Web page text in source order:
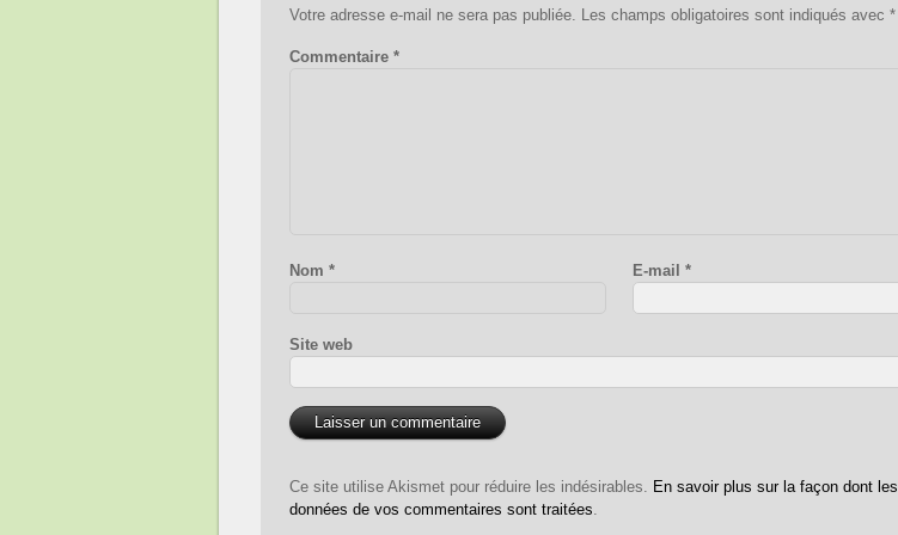
Votre adresse e-mail ne sera pas publiée. Les champs obligatoires sont indiqués avec *
Commentaire *
Nom * E-mail*
Site web
Ce site utilise Akismet pour réduire les indésirables. En savoir plus sur la façon dont les
données de vos commentaires sont traitées.